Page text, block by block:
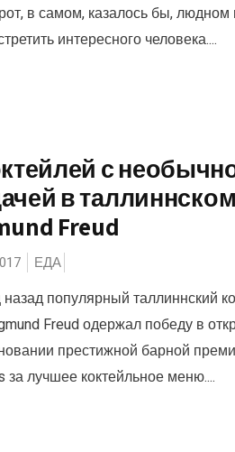
в самом, казалось бы, людном
интересного человека....
с
в
Freud
ЕДА
популярный таллиннский
Freud одержал победу в
престижной барной
за лучшее коктейльное меню....